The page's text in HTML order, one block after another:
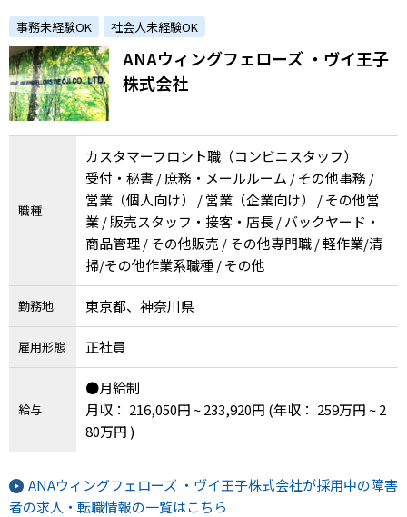
関連施設内のコンビニスタッフ
事務未経験OK 社会人未経験OK
ANAウィングフェローズ ・ヴイ王子
株式会社
職種
カスタマーフロント職（コンビニスタッフ）
受付・秘書 / 庶務・メールルーム / その他事務 /
営業（個人向け） / 営業（企業向け） / その他営
業 / 販売スタッフ・接客・店長 / バックヤード・
商品管理 / その他販売 / その他専門職 / 軽作業/清
掃/その他作業系職種 / その他
勤務地 東京都、神奈川県
雇用形態 正社員
給与
●月給制
月収： 216,050円 ~ 233,920円 (年収： 259万円 ~ 2
80万円 )
ANAウィングフェローズ ・ヴイ王子株式会社が採用中の障害
者の求人・転職情報の一覧はこちら
求人検索・スカウトサービス
障害者専門の求人検索・スカウトサービス
就労移行支援サービス
障害別専門支援の就労移行支援サービス
IT・Web制作スキルを身につける就労移行支援サービス
ソーシャルファームサービス
しいたけ生産で実現する
新しい障害者雇用支援サービス
お問い合わせ・よくある質問
お問い合わせ
よくある質問
採用をお考えの企業様はこちら
メニューを閉じる